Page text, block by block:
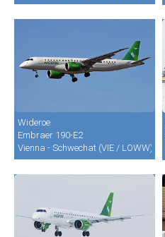
Wideroe
Embraer 190-E2
Vienna - Schwechat (VIE / LOWW)